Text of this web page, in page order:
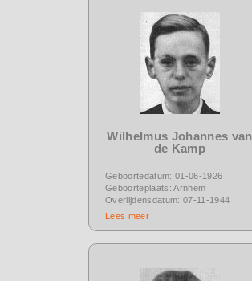
Wilhelmus Johannes van
de Kamp
Geboortedatum: 01-06-1926
Geboorteplaats: Arnhem
Overlijdensdatum: 07-11-1944
Lees meer